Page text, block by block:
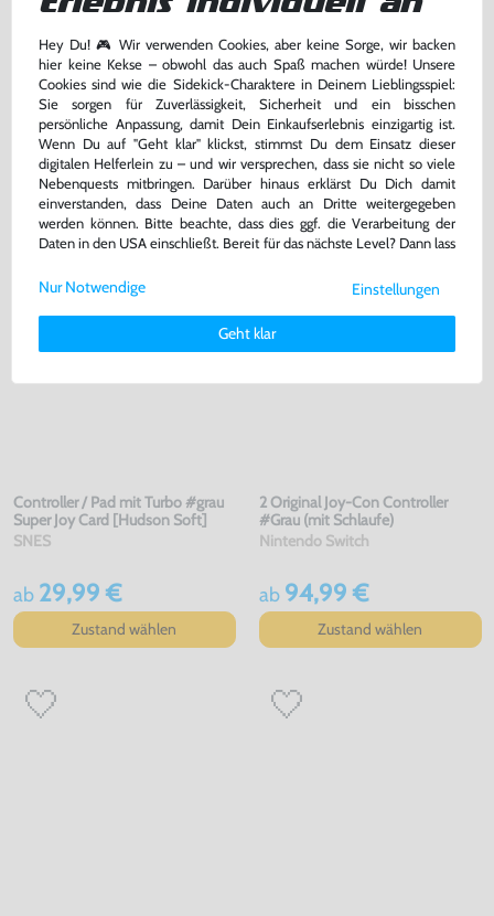
2 Original Joy-Con Controller
#Neon-Gelb (ohne Schlaufe)
Nintendo Switch
109,99 €
Zustand wählen
Original Joy-Con Grip / Halterung
/ HAC-011 #schwarz [Nintendo]
Nintendo Switch
ab16,99 €
Zustand wählen
Controller / Pad mit Turbo #grau
Super Joy Card [Hudson Soft]
SNES
ab 29,99 €
Zustand wählen
2 Original Joy-Con Controller
#Grau (mit Schlaufe)
Nintendo Switch
ab 94,99 €
Zustand wählen
Hey Du! 🎮 Wir verwenden Cookies, aber keine Sorge, wir backen
hier keine Kekse – obwohl das auch Spaß machen würde! Unsere
Cookies sind wie die Sidekick-Charaktere in Deinem Lieblingsspiel:
Sie sorgen für Zuverlässigkeit, Sicherheit und ein bisschen
persönliche Anpassung, damit Dein Einkaufserlebnis einzigartig ist.
Wenn Du auf "Geht klar" klickst, stimmst Du dem Einsatz dieser
digitalen Helferlein zu – und wir versprechen, dass sie nicht so viele
Nebenquests mitbringen. Darüber hinaus erklärst Du Dich damit
einverstanden, dass Deine Daten auch an Dritte weitergegeben
werden können. Bitte beachte, dass dies ggf. die Verarbeitung der
Daten in den USA einschließt. Bereit für das nächste Level? Dann lass
Weitere Informationen zu den von uns verwendeten Cookies und
Deinen Rechten als Nutzer findest Du in unsererDaten­schutz­
Impressum.
Einstellungen
Geht klar
Nur Notwendige